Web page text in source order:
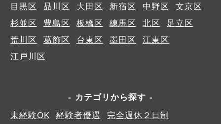
目黒区
品川区 大田区 新宿区 中野区
文京区
杉並区
豊島区 板橋区 練馬区 北区
足立区
荒川区
葛飾区 台東区 墨田区
江東区
江戸川区
カテゴリから探す
未経験OK
経験者優遇
完全週休２日制